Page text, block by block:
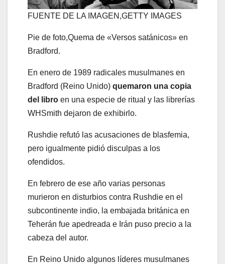
FUENTE DE LA IMAGEN,GETTY IMAGES
Pie de foto,Quema de «Versos satánicos» en
Bradford.
En enero de 1989 radicales musulmanes en
Bradford (Reino Unido) quemaron una copia
del libro en una especie de ritual y las librerías
WHSmith dejaron de exhibirlo.
Rushdie refutó las acusaciones de blasfemia,
pero igualmente pidió disculpas a los
ofendidos.
En febrero de ese año varias personas
murieron en disturbios contra Rushdie en el
subcontinente indio, la embajada británica en
Teherán fue apedreada e Irán puso precio a la
cabeza del autor.
En Reino Unido algunos líderes musulmanes